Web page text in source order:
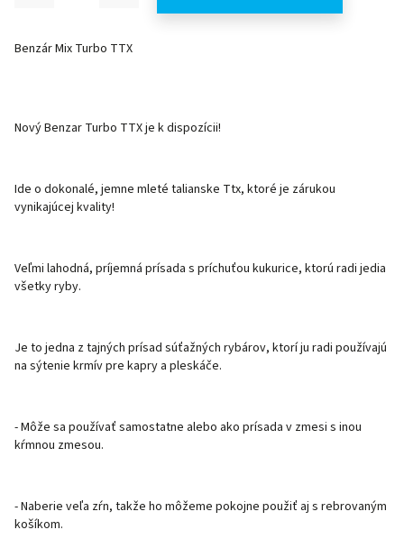
Benzár Mix Turbo TTX
Nový Benzar Turbo TTX je k dispozícii!
Ide o dokonalé, jemne mleté ​​talianske Ttx, ktoré je zárukou
vynikajúcej kvality!
Veľmi lahodná, príjemná prísada s príchuťou kukurice, ktorú radi jedia
všetky ryby.
Je to jedna z tajných prísad súťažných rybárov, ktorí ju radi používajú
na sýtenie krmív pre kapry a pleskáče.
- Môže sa používať samostatne alebo ako prísada v zmesi s inou
kŕmnou zmesou.
- Naberie veľa zŕn, takže ho môžeme pokojne použiť aj s rebrovaným
košíkom.